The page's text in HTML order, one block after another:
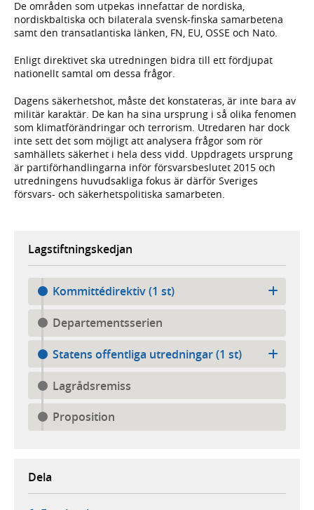
De områden som utpekas innefattar de nordiska,
nordiskbaltiska och bilaterala svensk-finska samarbetena
samt den transatlantiska länken, FN, EU, OSSE och Nato.
Enligt direktivet ska utredningen bidra till ett fördjupat
nationellt samtal om dessa frågor.
Dagens säkerhetshot, måste det konstateras, är inte bara av
militär karaktär. De kan ha sina ursprung i så olika fenomen
som klimatförändringar och terrorism. Utredaren har dock
inte sett det som möjligt att analysera frågor som rör
samhällets säkerhet i hela dess vidd. Uppdragets ursprung
är partiförhandlingarna inför försvarsbeslutet 2015 och
utredningens huvudsakliga fokus är därför Sveriges
försvars- och säkerhetspolitiska samarbeten.
Lagstiftningskedjan
Kommittédirektiv (1 st)
Departementsserien
Statens offentliga utredningar (1 st)
Lagrådsremiss
Proposition
Dela